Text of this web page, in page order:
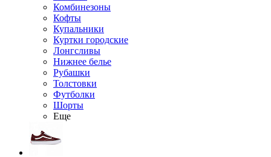
Комбинезоны
Кофты
Купальники
Куртки городские
Лонгсливы
Нижнее белье
Рубашки
Толстовки
Футболки
Шорты
Еще